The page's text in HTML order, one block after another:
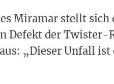
Miramar stellt sich
Defekt der Twister-
„Dieser Unfall ist